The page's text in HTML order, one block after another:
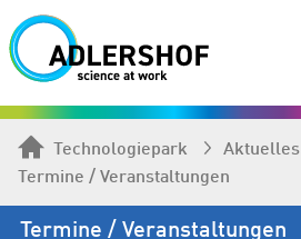
Technologiepark
Aktuelles
Termine / Veranstaltungen
Termine / Veranstaltungen